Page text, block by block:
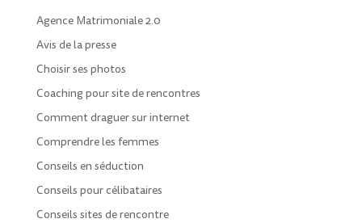
Agence Matrimoniale 2.0
Avis de la presse
Choisir ses photos
Coaching pour site de rencontres
Comment draguer sur internet
Comprendre les femmes
Conseils en séduction
Conseils pour célibataires
Conseils sites de rencontre